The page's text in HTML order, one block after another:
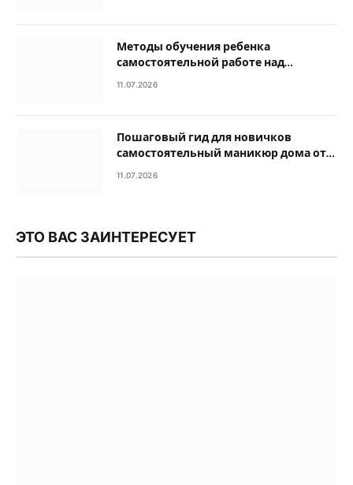
Методы обучения ребенка
самостоятельной работе над
домашними заданиями
11.07.2026
Пошаговый гид для новичков
самостоятельный маникюр дома от
подготовки до покрытия
11.07.2026
ЭТО ВАС ЗАИНТЕРЕСУЕТ